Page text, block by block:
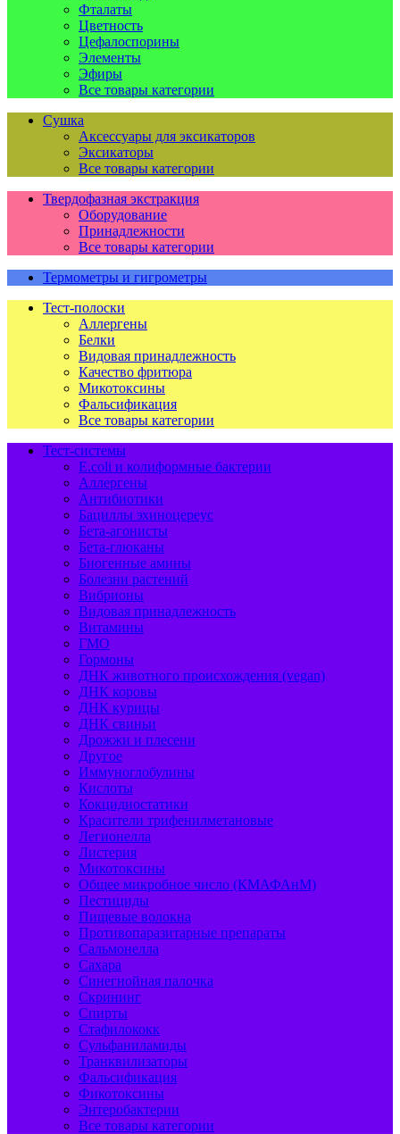
Фталаты
Цветность
Цефалоспорины
Элементы
Эфиры
Все товары категории
Сушка
Аксессуары для эксикаторов
Эксикаторы
Все товары категории
Твердофазная экстракция
Оборудование
Принадлежности
Все товары категории
Термометры и гигрометры
Тест-полоски
Аллергены
Белки
Видовая принадлежность
Качество фритюра
Микотоксины
Фальсификация
Все товары категории
Тест-системы
E.coli и колиформные бактерии
Аллергены
Антибиотики
Бациллы эхиноцереус
Бета-агонисты
Бета-глюканы
Биогенные амины
Болезни растений
Вибрионы
Видовая принадлежность
Витамины
ГМО
Гормоны
ДНК животного происхождения (vegan)
ДНК коровы
ДНК курицы
ДНК свиньи
Дрожжи и плесени
Другое
Иммуноглобулины
Кислоты
Кокцидиостатики
Красители трифенилметановые
Легионелла
Листерия
Микотоксины
Общее микробное число (КМАФАнМ)
Пестициды
Пищевые волокна
Противопаразитарные препараты
Сальмонелла
Сахара
Синегнойная палочка
Скрининг
Спирты
Стафилококк
Сульфаниламиды
Транквилизаторы
Фальсификация
Фикотоксины
Энтеробактерии
Все товары категории